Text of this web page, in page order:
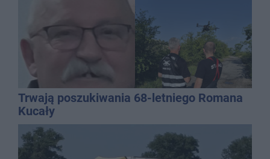
Trwają poszukiwania 68-letniego Romana
Kucały